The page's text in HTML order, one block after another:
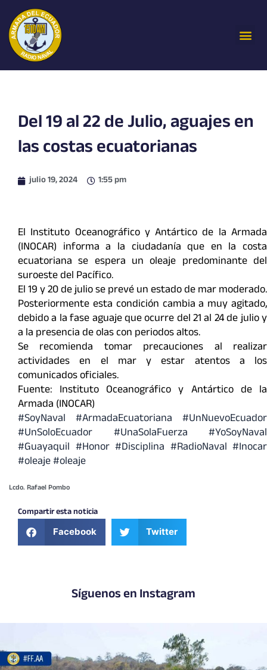
contenido
Del 19 al 22 de Julio, aguajes en
las costas ecuatorianas
julio 19, 2024 1:55 pm
El Instituto Oceanográfico y Antártico de la Armada
(INOCAR) informa a la ciudadanía que en la costa
ecuatoriana se espera un oleaje predominante del
suroeste del Pacífico.
El 19 y 20 de julio se prevé un estado de mar moderado.
Posteriormente esta condición cambia a muy agitado,
debido a la fase aguaje que ocurre del 21 al 24 de julio y
a la presencia de olas con periodos altos.
Se recomienda tomar precauciones al realizar
actividades en el mar y estar atentos a los
comunicados oficiales.
Fuente: Instituto Oceanográfico y Antártico de la
Armada (INOCAR)
#SoyNaval #ArmadaEcuatoriana #UnNuevoEcuador
#UnSoloEcuador
#UnaSolaFuerza
#YoSoyNaval
#Guayaquil #Honor #Disciplina #RadioNaval #Inocar
#oleaje#oleaje
Lcdo. Rafael Pombo
Compartir esta noticia
Facebook Twitter
Síguenos en Instagram